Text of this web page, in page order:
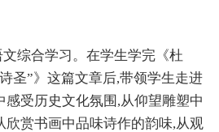
综合学习。在学生学完《杜
圣”》这篇文章后,带领学生走进
感受历史文化氛围,从仰望雕塑中
欣赏书画中品味诗作的韵味,从观